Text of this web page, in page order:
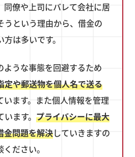
同僚や上司にバレて会社に居
うという理由から、借金の
は多いです。
ような事態を回避するため
定や郵送物を個人名で送る
います。また個人情報を管理
います。プライバシーに最大
金問題を解決していきますの
ださい。